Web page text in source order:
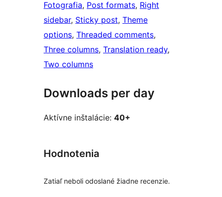
Fotografia, Post formats, Right
sidebar, Sticky post, Theme
options, Threaded comments
Three columns, Translation ready
Two columns
Downloads per day
Aktívne inštalácie: 40+
Hodnotenia
Zatiaľ neboli odoslané žiadne recenzie.